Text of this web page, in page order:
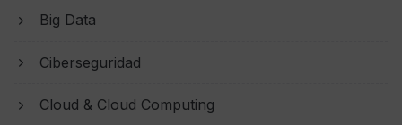
Big Data
Ciberseguridad
Cloud & Cloud Computing